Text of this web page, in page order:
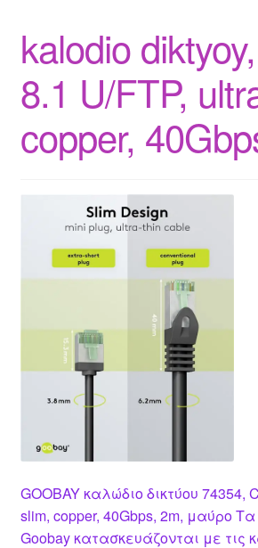
kalodio
8.1 U/FTP,
copper,
GOOBAY καλώδιο δικτύου 74354,
slim, copper, 40Gbps, 2m, μαύρο
Goobay κατασκευάζονται με τις